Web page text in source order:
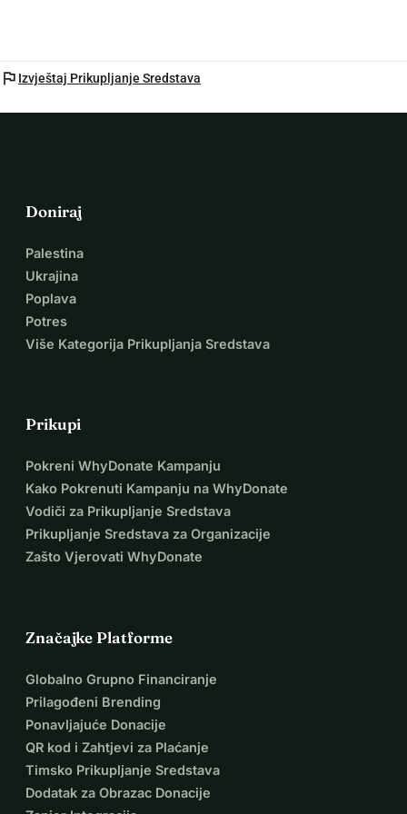
flag Izvještaj Prikupljanje Sredstava
Doniraj
Palestina
Ukrajina
Poplava
Potres
Više Kategorija Prikupljanja Sredstava
Prikupi
Pokreni WhyDonate Kampanju
Kako Pokrenuti Kampanju na WhyDonate
Vodiči za Prikupljanje Sredstava
Prikupljanje Sredstava za Organizacije
Zašto Vjerovati WhyDonate
Značajke Platforme
Globalno Grupno Financiranje
Prilagođeni Brending
Ponavljajuće Donacije
QR kod i Zahtjevi za Plaćanje
Timsko Prikupljanje Sredstava
Dodatak za Obrazac Donacije